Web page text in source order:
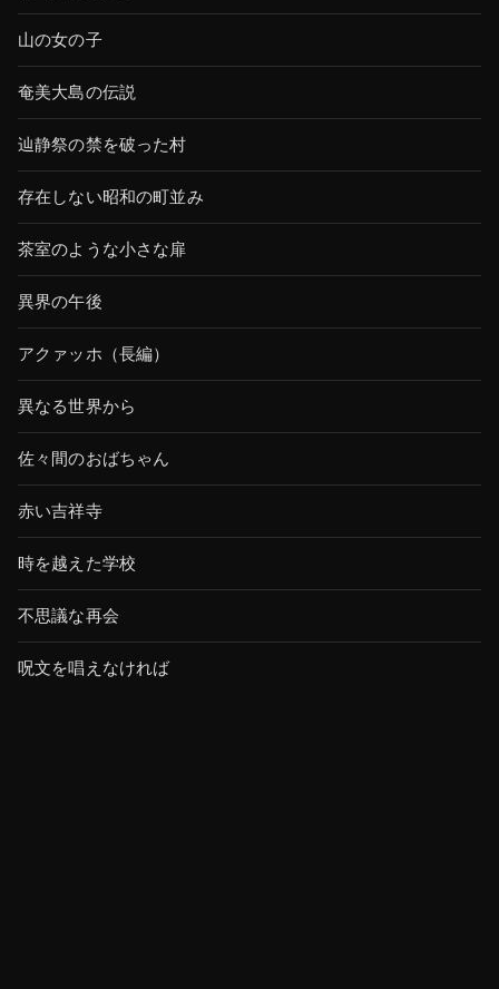
山の女の子
奄美大島の伝説
辿静祭の禁を破った村
存在しない昭和の町並み
茶室のような小さな扉
異界の午後
アクァッホ（長編）
異なる世界から
佐々間のおばちゃん
赤い吉祥寺
時を越えた学校
不思議な再会
呪文を唱えなければ